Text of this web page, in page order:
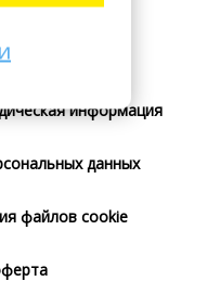
информация
данных
файлов cookie